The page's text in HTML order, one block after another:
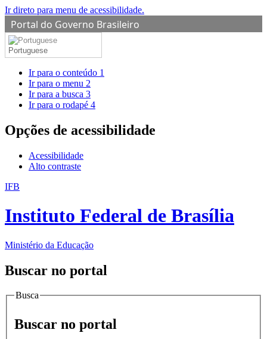
Ir direto para menu de acessibilidade.
Portal do Governo Brasileiro
Portuguese
Ir para o conteúdo 1
Ir para o menu 2
Ir para a busca 3
Ir para o rodapé 4
Opções de acessibilidade
Acessibilidade
Alto contraste
IFB
Instituto Federal de Brasília
Ministério da Educação
Buscar no portal
Busca
Buscar no portal